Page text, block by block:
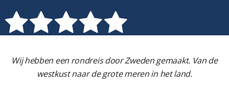
Wij hebben een rondreis door Zweden gemaakt. Van de
westkust naar de grote meren in het land.